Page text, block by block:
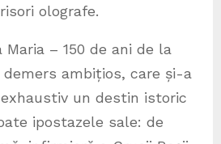
olografe.
Maria – 150 de ani de la
ambițios, care și-a
un destin istoric
ipostazele sale: de